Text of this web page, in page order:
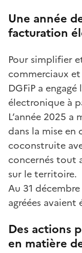
Une année
facturation
Pour simplifier
commerciaux et
DGFiP a
électronique à
L’année 2025
dans la mise
coconstruite
concernés tout
sur le territoire.
Au 31
agréées avaient
Des actions
en matière